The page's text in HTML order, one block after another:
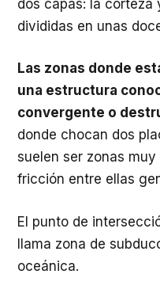
dos capas: la corteza
divididas en unas
Las zonas donde
una estructura
convergente o
donde chocan dos
suelen ser zonas
fricción entre ellas
El punto de
llama zona de
oceánica.